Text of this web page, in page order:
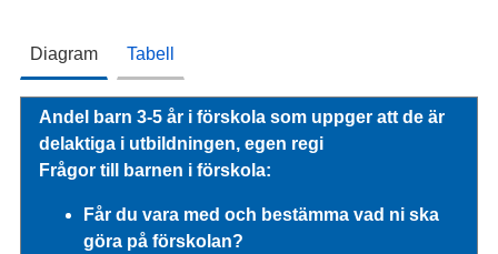
Diagram Tabell
Andel barn 3-5 år i förskola som uppger att de är
delaktiga i utbildningen, egen regi
Frågor till barnen i förskola:
Får du vara med och bestämma vad ni ska
göra på förskolan?